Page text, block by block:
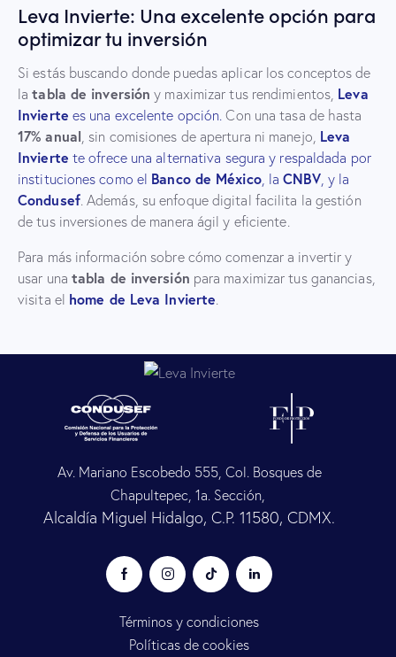
Leva Invierte: Una excelente opción para
optimizar tu inversión
Si estás buscando donde puedas aplicar los conceptos de
latabla de inversión y maximizar tus rendimientos, Leva
Invierte es una excelente opción. Con una tasa de hasta
17% anual, sin comisiones de apertura ni manejo, Leva
Invierte te ofrece una alternativa segura y respaldada por
instituciones como el Banco de México, laCNBV, y la
Condusef. Además, su enfoque digital facilita la gestión
de tus inversiones de manera ágil y eficiente.
Para más información sobre cómo comenzar a invertir y
usar una tabla de inversión para maximizar tus ganancias,
visita el home de Leva Invierte.
Av. Mariano Escobedo 555, Col. Bosques de
Chapultepec, 1a. Sección,
Alcaldía Miguel Hidalgo, C.P. 11580, CDMX.
Términos y condiciones
Políticas de cookies